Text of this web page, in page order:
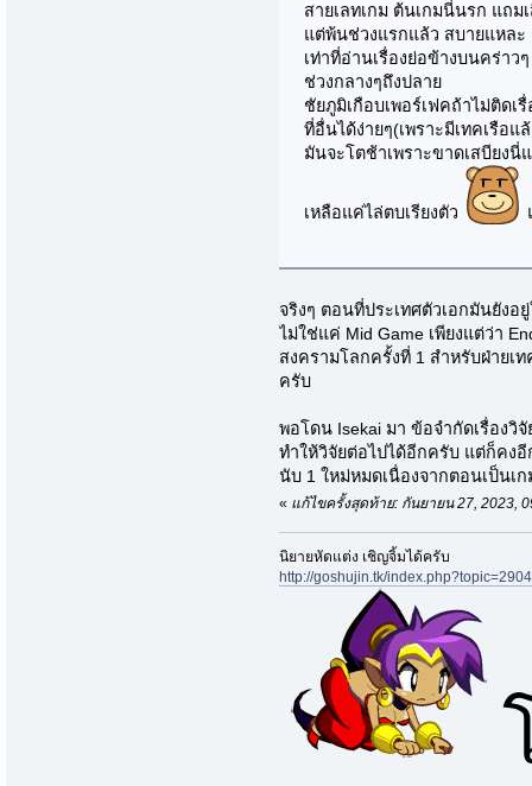
สายเลทเกม ต้นเกมนี่นรก แถ
แต่พ้นช่วงแรกแล้ว สบายแหละ
เท่าที่อ่านเรื่องย่อข้างบนคร่าว
ช่วงกลางๆถึงปลาย
ชัยภูมิเกือบเพอร์เฟคถ้าไม่ติดเ
ที่อื่นได้ง่ายๆ(เพราะมีเทคเรือ
มันจะโตช้าเพราะขาดเสบียงนี่
เหลือแค่ไล่ตบเรียงตัว
จริงๆ ตอนที่ประเทศตัวเอกมันยัง
ไม่ใช่แค่ Mid Game เพียงแต่ว่า
สงครามโลกครั้งที่ 1 สำหรับฝ่ายเ
ครับ
พอโดน Isekai มา ข้อจำกัดเรื่องวิ
ทำให้วิจัยต่อไปได้อีกครับ แต่ก็คง
นับ 1 ใหม่หมดเนื่องจากตอนเป็น
« แก้ไขครั้งสุดท้าย: กันยายน 27, 2023,
นิยายหัดแต่ง เชิญจิ้มได้ครับ
http://goshujin.tk/